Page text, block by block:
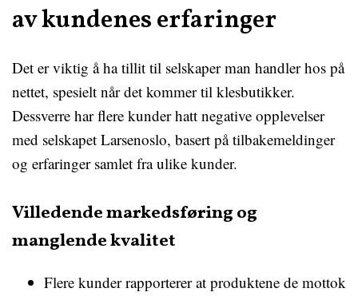
av kundenes erfaringer
Det er viktig å ha tillit til selskaper man handler hos på
nettet, spesielt når det kommer til klesbutikker.
Dessverre har flere kunder hatt negative opplevelser
med selskapet Larsenoslo, basert på tilbakemeldinger
og erfaringer samlet fra ulike kunder.
Villedende markedsføring og
manglende kvalitet
Flere kunder rapporterer at produktene de mottok